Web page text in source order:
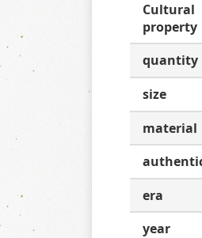
Cultural
property
quantity
size
material
era
year